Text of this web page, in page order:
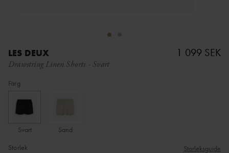
LES DEUX
Drawstring Linen Shorts - Svart
1 099 SEK
Färg
Svart
Sand
Storlek
Storleksguide